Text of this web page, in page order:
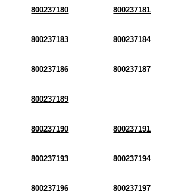
800237180 800237181
800237183 800237184
800237186 800237187
800237189
800237190 800237191
800237193 800237194
800237196 800237197